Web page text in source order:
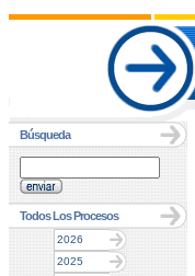
Búsqueda
Todos Los Procesos
2026
2025